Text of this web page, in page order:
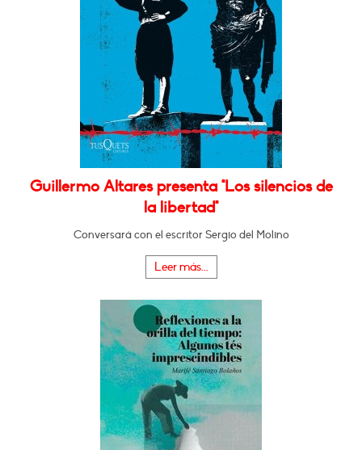
Guillermo Altares presenta "Los silencios de
la libertad"
Conversará con el escritor Sergio del Molino
Leer más...